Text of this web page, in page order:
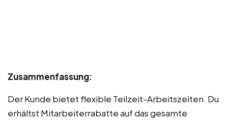
Zusammenfassung:
Der Kunde bietet flexible Teilzeit-Arbeitszeiten. Du
erhältst Mitarbeiterrabatte auf das gesamte